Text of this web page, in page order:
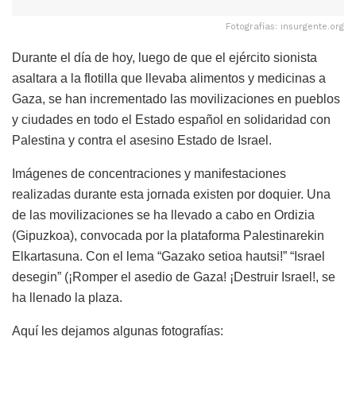
Fotografías: insurgente.org
Durante el día de hoy, luego de que el ejército sionista
asaltara a la flotilla que llevaba alimentos y medicinas a
Gaza, se han incrementado las movilizaciones en pueblos
y ciudades en todo el Estado español en solidaridad con
Palestina y contra el asesino Estado de Israel.
Imágenes de concentraciones y manifestaciones
realizadas durante esta jornada existen por doquier. Una
de las movilizaciones se ha llevado a cabo en Ordizia
(Gipuzkoa), convocada por la plataforma Palestinarekin
Elkartasuna. Con el lema “Gazako setioa hautsi!” “Israel
desegin” (¡Romper el asedio de Gaza! ¡Destruir Israel!, se
ha llenado la plaza.
Aquí les dejamos algunas fotografías: